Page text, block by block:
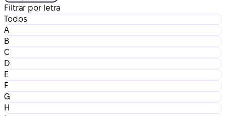
Filtrar por letra
Todos
A
B
C
D
E
F
G
H